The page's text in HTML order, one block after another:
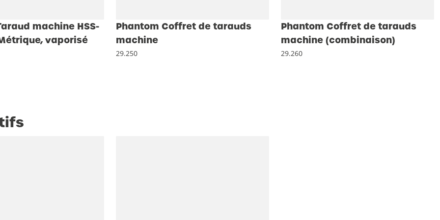
machine HSS-
vaporisé
Phantom Coffret de tarauds
machine
29.250
Phantom Coffret de tarauds
machine (combinaison)
29.260